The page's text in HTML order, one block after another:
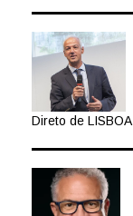
Direto de